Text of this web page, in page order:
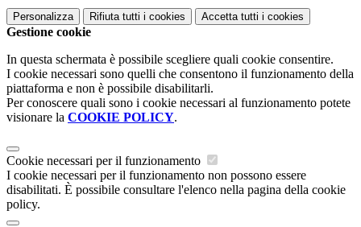
Personalizza Rifiuta tutti i cookies Accetta tutti i cookies
Gestione cookie
In questa schermata è possibile scegliere quali cookie consentire.
I cookie necessari sono quelli che consentono il funzionamento della
piattaforma e non è possibile disabilitarli.
Per conoscere quali sono i cookie necessari al funzionamento potete
visionare la COOKIE POLICY.
Cookie necessari per il funzionamento
I cookie necessari per il funzionamento non possono essere
disabilitati. È possibile consultare l'elenco nella pagina della cookie
policy.